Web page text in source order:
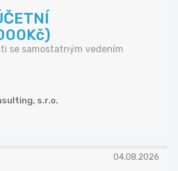
se samostatným vedením
s.r.o.
04.08.2026